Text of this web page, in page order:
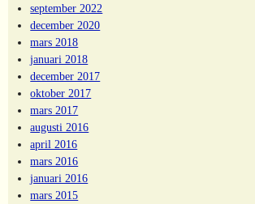
september 2022
december 2020
mars 2018
januari 2018
december 2017
oktober 2017
mars 2017
augusti 2016
april 2016
mars 2016
januari 2016
mars 2015